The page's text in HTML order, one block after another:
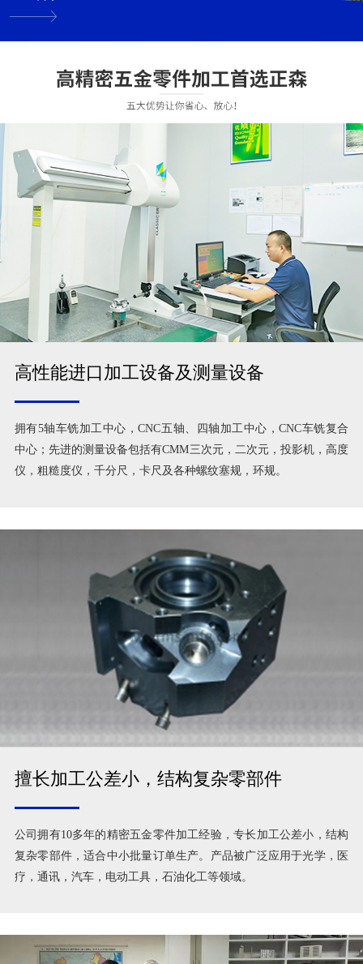
高性能进口加工设备及测量设备
拥有5轴车铣加工中心，CNC五轴、四轴加工中心，CNC车铣复合
中心；先进的测量设备包括有CMM三次元，二次元，投影机，高度
仪，粗糙度仪，千分尺，卡尺及各种螺纹塞规，环规。
擅长加工公差小，结构复杂零部件
公司拥有10多年的精密五金零件加工经验，专长加工公差小，结构
复杂零部件，适合中小批量订单生产。产品被广泛应用于光学，医
疗，通讯，汽车，电动工具，石油化工等领域。